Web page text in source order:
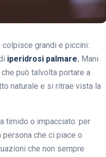
grandi e piccini:
iperidrosi palmare. Mani
può talvolta portare a
naturale e si ritrae vista la
timido o impacciato: per
che ci piace o
che non sempre